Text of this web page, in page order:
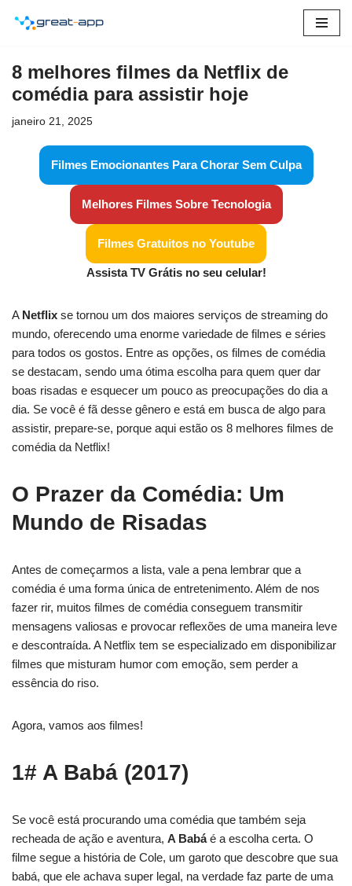
o
conteúdo
8 melhores filmes da Netflix de
comédia para assistir hoje
janeiro 21, 2025
Filmes Emocionantes Para Chorar Sem Culpa
Melhores Filmes Sobre Tecnologia
Filmes Gratuitos no Youtube
Assista TV Grátis no seu celular!
A Netflix se tornou um dos maiores serviços de streaming do
mundo, oferecendo uma enorme variedade de filmes e séries
para todos os gostos. Entre as opções, os filmes de comédia
se destacam, sendo uma ótima escolha para quem quer dar
boas risadas e esquecer um pouco as preocupações do dia a
dia. Se você é fã desse gênero e está em busca de algo para
assistir, prepare-se, porque aqui estão os 8 melhores filmes de
comédia da Netflix!
O Prazer da Comédia: Um
Mundo de Risadas
Antes de começarmos a lista, vale a pena lembrar que a
comédia é uma forma única de entretenimento. Além de nos
fazer rir, muitos filmes de comédia conseguem transmitir
mensagens valiosas e provocar reflexões de uma maneira leve
e descontraída. A Netflix tem se especializado em disponibilizar
filmes que misturam humor com emoção, sem perder a
essência do riso.
Agora, vamos aos filmes!
1# A Babá (2017)
Se você está procurando uma comédia que também seja
recheada de ação e aventura, A Babáé a escolha certa. O
filme segue a história de Cole, um garoto que descobre que sua
babá, que ele achava super legal, na verdade faz parte de uma